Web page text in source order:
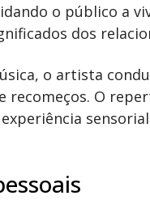
o público a
dos
o artista
recomeços. O